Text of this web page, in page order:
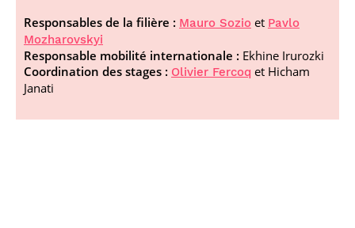
Responsables de la filière : Mauro Sozio et Pavlo
Mozharovskyi
Responsable mobilité internationale : Ekhine Irurozki
Coordination des stages : Olivier Fercoq et Hicham
Janati